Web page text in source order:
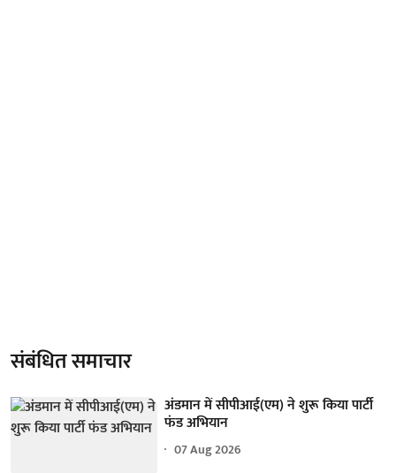
संबंधित समाचार
अंडमान में सीपीआई(एम) ने शुरू किया पार्टी
फंड अभियान
07 Aug 2026